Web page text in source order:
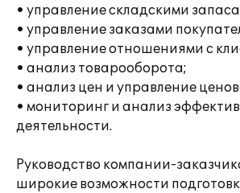
• управление складскими
• управление заказами
• управление отношениями с
• анализ товарооборота;
• анализ цен и управление
• мониторинг и анализ
деятельности.
Руководство компании-
широкие возможности